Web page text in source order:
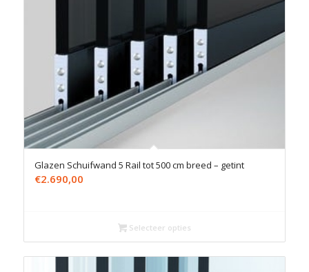
Glazen Schuifwand 5 Rail tot 500 cm breed – getint
€2.690,00
Selecteer opties